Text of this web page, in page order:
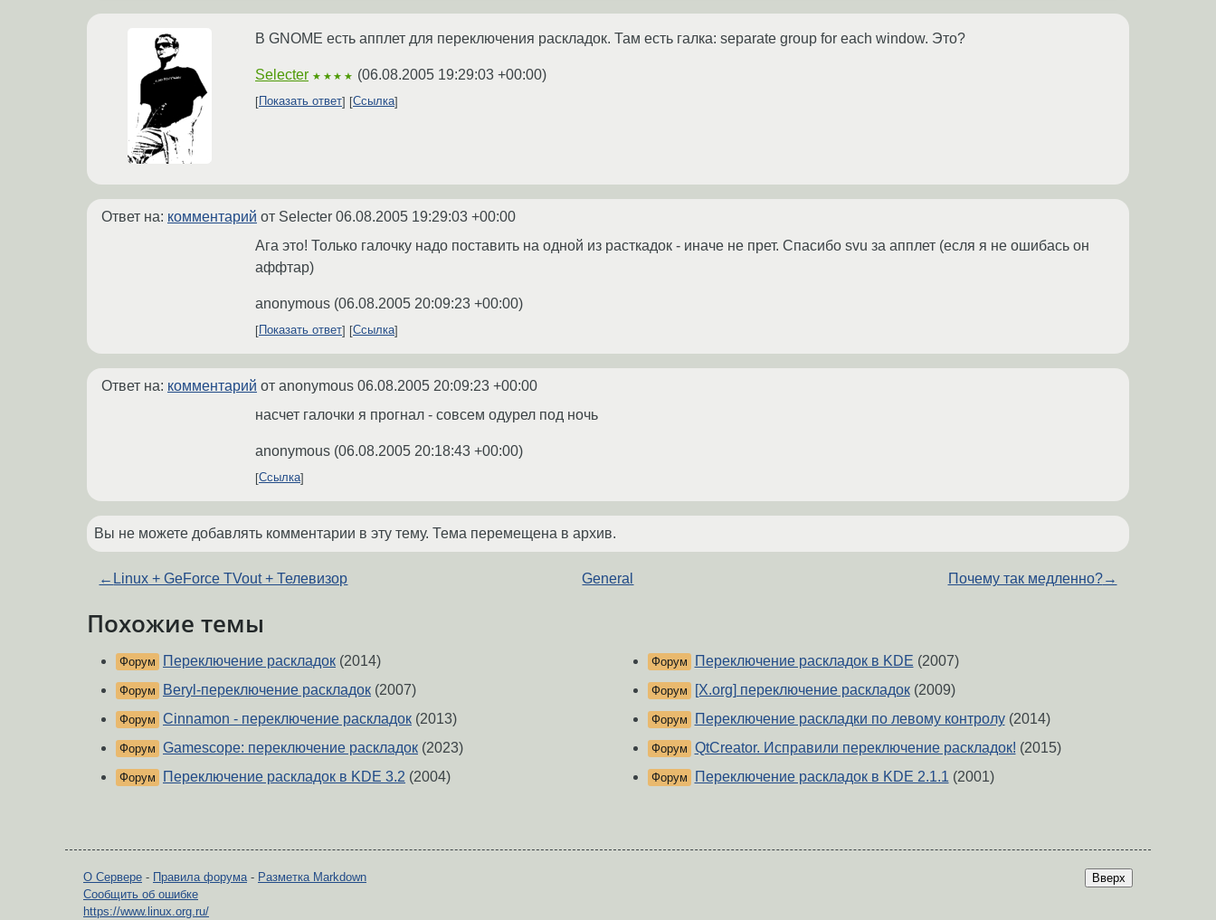
В GNOME есть апплет для переключения раскладок. Там есть галка: separate group for each window. Это?
Selecter ★★★★ (06.08.2005 19:29:03 +00:00)
Показать ответ Ссылка
Ответ на: комментарий от Selecter 06.08.2005 19:29:03 +00:00
Ага это! Только галочку надо поставить на одной из расткадок - иначе не прет. Спасибо svu за апплет (есля я не ошибась он
аффтар)
anonymous (06.08.2005 20:09:23 +00:00)
Показать ответ Ссылка
Ответ на: комментарий от anonymous 06.08.2005 20:09:23 +00:00
насчет галочки я прогнал - совсем одурел под ночь
anonymous (06.08.2005 20:18:43 +00:00)
Ссылка
Вы не можете добавлять комментарии в эту тему. Тема перемещена в архив.
← Linux + GeForce TVout + Телевизор General Почему так медленно?→
Похожие темы
Форум Переключение раскладок (2014)
Форум Beryl-переключение раскладок (2007)
Форум Cinnamon - переключение раскладок (2013)
Форум Gamescope: переключение раскладок (2023)
Форум Переключение раскладок в KDE 3.2 (2004)
Форум Переключение раскладок в KDE (2007)
Форум [X.org] переключение раскладок(2009)
Форум Переключение раскладки по левому контролу(2014)
Форум QtCreator. Исправили переключение раскладок! (2015)
Форум Переключение раскладок в KDE 2.1.1 (2001)
Вверх
О Сервере - Правила форума- Разметка Markdown
Сообщить об ошибке
https://www.linux.org.ru/